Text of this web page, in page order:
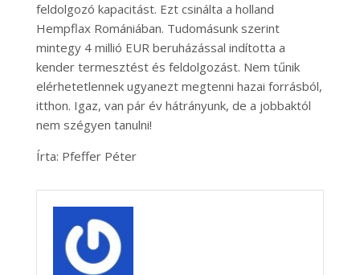
feldolgozó kapacitást. Ezt csinálta a holland
Hempflax Romániában. Tudomásunk szerint
mintegy 4 millió EUR beruházással indította a
kender termesztést és feldolgozást. Nem tűnik
elérhetetlennek ugyanezt megtenni hazai forrásból,
itthon. Igaz, van pár év hátrányunk, de a jobbaktól
nem szégyen tanulni!
Írta: Pfeffer Péter